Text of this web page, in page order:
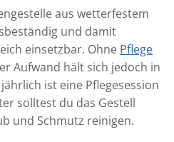
aus wetterfestem
und damit
einsetzbar. Ohne Pflege
Aufwand hält sich jedoch in
ist eine Pflegesession
solltest du das Gestell
und Schmutz reinigen.